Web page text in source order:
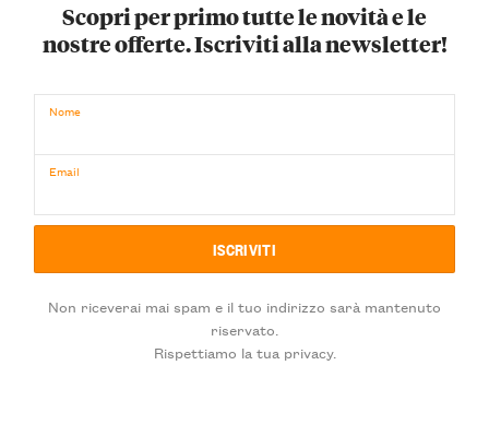
Scopri per primo tutte le novità e le
nostre offerte. Iscriviti alla newsletter!
Nome
Email
Non riceverai mai spam e il tuo indirizzo sarà mantenuto
riservato.
Rispettiamo la tua privacy.